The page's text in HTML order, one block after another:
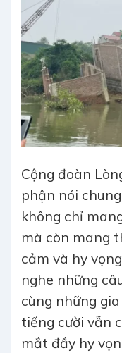
Cộng đoàn
phận nói
không chỉ
mà còn mang
cảm và hy
nghe những
cùng những
tiếng cười vẫn
mắt đầy hy